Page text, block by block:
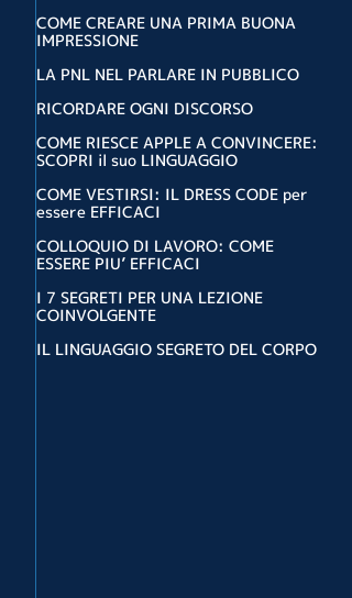
COME CREARE UNA PRIMA BUONA
IMPRESSIONE
LA PNL NEL PARLARE IN PUBBLICO
RICORDARE OGNI DISCORSO
COME RIESCE APPLE A CONVINCERE:
SCOPRI il suo LINGUAGGIO
COME VESTIRSI: IL DRESS CODE per
essere EFFICACI
COLLOQUIO DI LAVORO: COME
ESSERE PIU’ EFFICACI
I 7 SEGRETI PER UNA LEZIONE
COINVOLGENTE
IL LINGUAGGIO SEGRETO DEL CORPO